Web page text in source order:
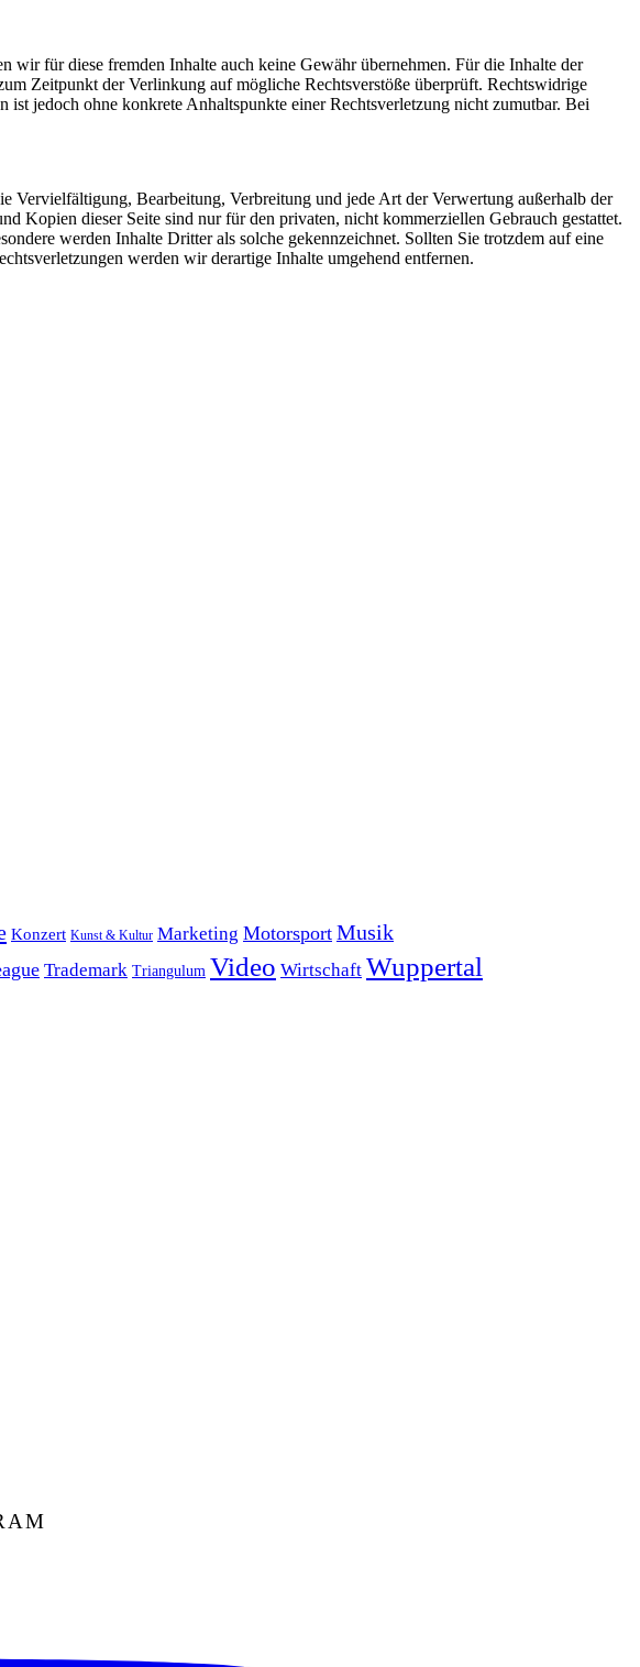
für diese fremden Inhalte auch keine Gewähr übernehmen. Für die Inhalte der
Zeitpunkt der Verlinkung auf mögliche Rechtsverstöße überprüft. Rechtswidrige
jedoch ohne konkrete Anhaltspunkte einer Rechtsverletzung nicht zumutbar. Bei
Vervielfältigung, Bearbeitung, Verbreitung und jede Art der Verwertung außerhalb der
Kopien dieser Seite sind nur für den privaten, nicht kommerziellen Gebrauch gestattet.
werden Inhalte Dritter als solche gekennzeichnet. Sollten Sie trotzdem auf eine
werden wir derartige Inhalte umgehend entfernen.
Konzert Kunst & Kultur Marketing Motorsport Musik
Trademark Triangulum Video Wirtschaft Wuppertal